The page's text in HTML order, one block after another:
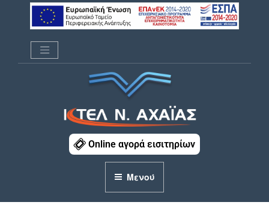
Μετάβαση
ΚΤΕΛ Ν. ΑΧΑΪΑΣOnline αγορά εισιτηρίων
Μενού